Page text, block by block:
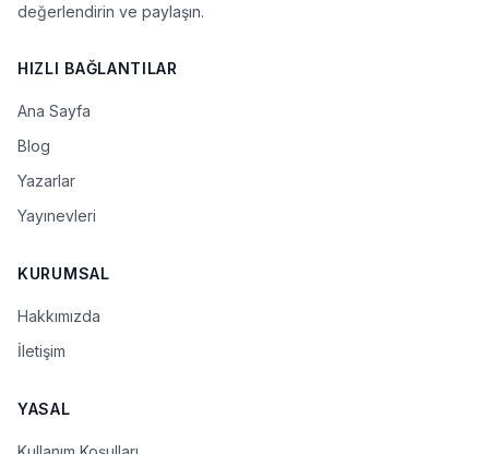
değerlendirin ve paylaşın.
HIZLI BAĞLANTILAR
Ana Sayfa
Blog
Yazarlar
Yayınevleri
KURUMSAL
Hakkımızda
İletişim
YASAL